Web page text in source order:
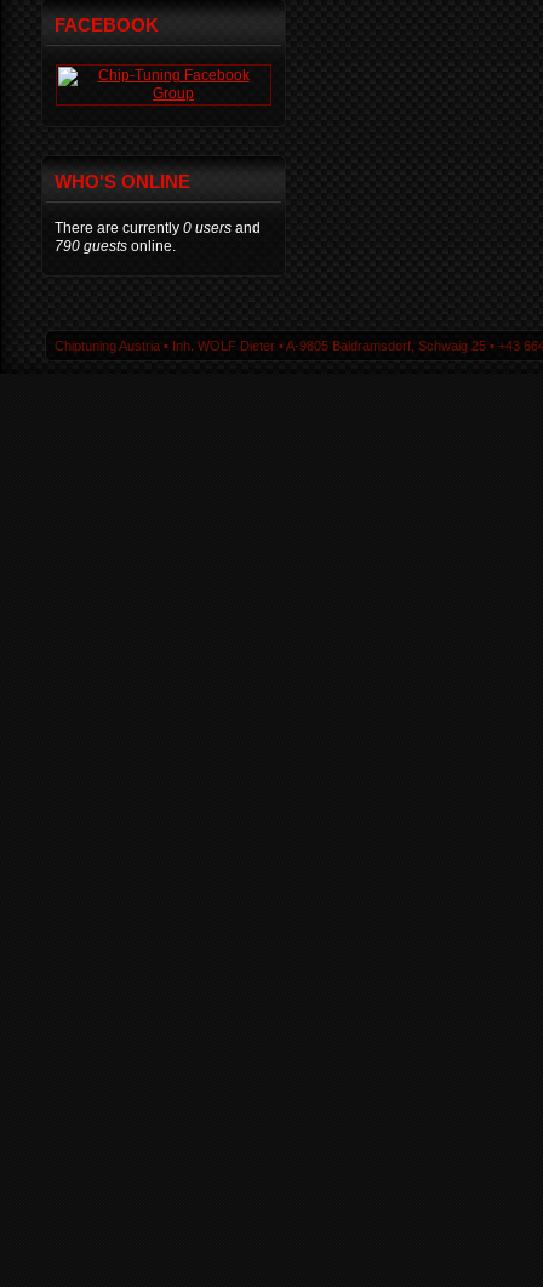
FACEBOOK
WHO'S ONLINE
There are currently 0 users and
790 guests online.
Chiptuning Austria ▪ Inh. WOLF Dieter ▪ A-9805 Baldramsdorf, Schwaig 25 ▪ +43